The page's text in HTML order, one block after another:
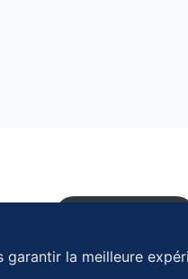
la meilleure